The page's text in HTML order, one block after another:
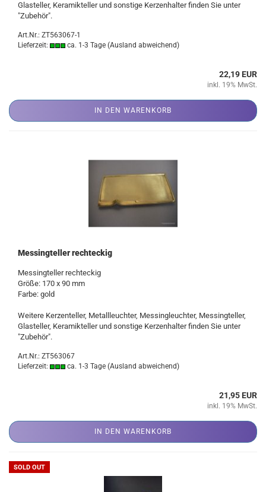
Glasteller, Keramikteller und sonstige Kerzenhalter finden Sie unter
"Zubehör".
Art.Nr.: ZT563067-1
Lieferzeit:
ca. 1-3 Tage (Ausland abweichend)
22,19 EUR
inkl. 19% MwSt.
IN DEN WARENKORB
Messingteller rechteckig
Messingteller rechteckig
Größe: 170 x 90 mm
Farbe: gold
Weitere Kerzenteller, Metallleuchter, Messingleuchter, Messingteller,
Glasteller, Keramikteller und sonstige Kerzenhalter finden Sie unter
"Zubehör".
Art.Nr.: ZT563067
Lieferzeit:
ca. 1-3 Tage (Ausland abweichend)
21,95 EUR
inkl. 19% MwSt.
IN DEN WARENKORB
SOLD OUT